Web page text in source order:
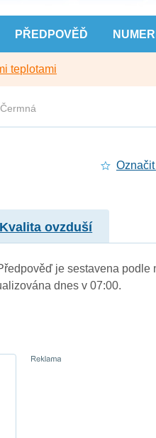
PŘEDPOVĚĎ
teplotami
Čermná
Kvalita ovzduší
je sestavena podle
dnes v 07:00.